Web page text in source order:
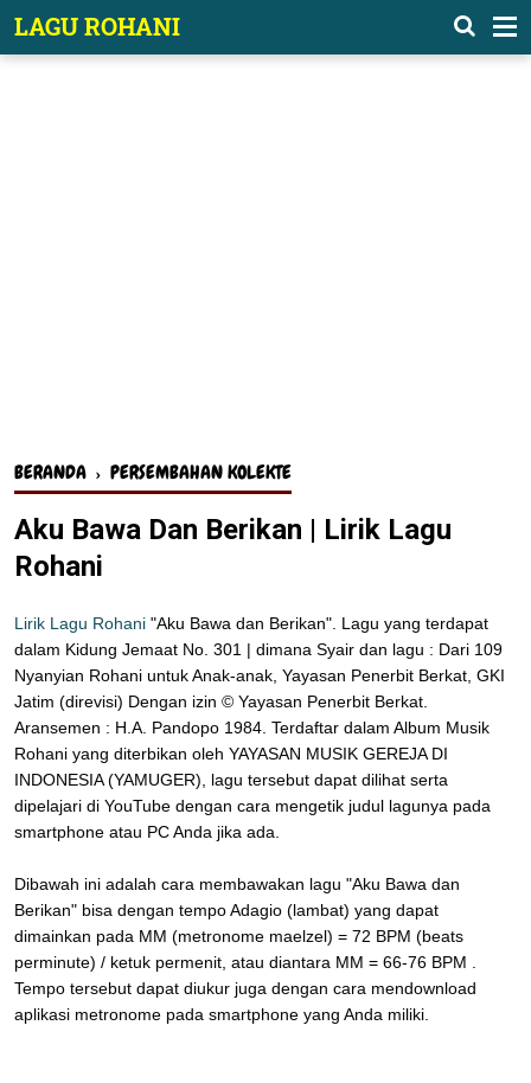
LAGU ROHANI
BERANDA › PERSEMBAHAN KOLEKTE
Aku Bawa Dan Berikan | Lirik Lagu
Rohani
Lirik Lagu Rohani "Aku Bawa dan Berikan". Lagu yang terdapat
dalam Kidung Jemaat No. 301 | dimana Syair dan lagu : Dari 109
Nyanyian Rohani untuk Anak-anak, Yayasan Penerbit Berkat, GKI
Jatim (direvisi) Dengan izin © Yayasan Penerbit Berkat.
Aransemen : H.A. Pandopo 1984. Terdaftar dalam Album Musik
Rohani yang diterbikan oleh YAYASAN MUSIK GEREJA DI
INDONESIA (YAMUGER), lagu tersebut dapat dilihat serta
dipelajari di YouTube dengan cara mengetik judul lagunya pada
smartphone atau PC Anda jika ada.
Dibawah ini adalah cara membawakan lagu "Aku Bawa dan
Berikan" bisa dengan tempo Adagio (lambat) yang dapat
dimainkan pada MM (metronome maelzel) = 72 BPM (beats
perminute) / ketuk permenit, atau diantara MM = 66-76 BPM .
Tempo tersebut dapat diukur juga dengan cara mendownload
aplikasi metronome pada smartphone yang Anda miliki.